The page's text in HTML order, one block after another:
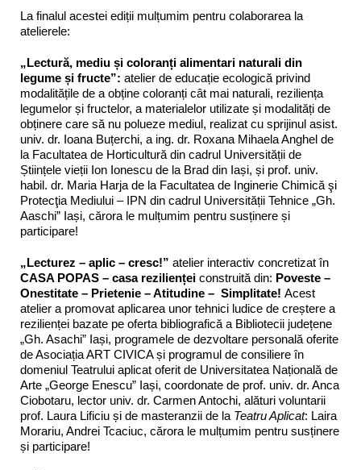
La finalul acestei ediții mulțumim pentru colaborarea la
atelierele:
„Lectură, mediu și coloranți alimentari naturali din
legume și fructe”: atelier de educație ecologică privind
modalitățile de a obține coloranți cât mai naturali, reziliența
legumelor și fructelor, a materialelor utilizate și modalități de
obținere care să nu polueze mediul, realizat cu sprijinul asist.
univ. dr. Ioana Buțerchi, a ing. dr. Roxana Mihaela Anghel de
la Facultatea de Horticultură din cadrul Universității de
Științele vieții Ion Ionescu de la Brad din Iași, și prof. univ.
habil. dr. Maria Harja de la Facultatea de Inginerie Chimică şi
Protecţia Mediului – IPN din cadrul Universității Tehnice „Gh.
Aaschi” Iași, cărora le mulțumim pentru susținere și
participare!
„Lecturez – aplic – cresc!” atelier interactiv concretizat în
CASA POPAS – casa rezilienței construită din: Poveste –
Onestitate – Prietenie – Atitudine – Simplitate! Acest
atelier a promovat aplicarea unor tehnici ludice de creștere a
rezilienței bazate pe oferta bibliografică a Bibliotecii județene
„Gh. Asachi” Iași, programele de dezvoltare personală oferite
de Asociația ART CIVICA și programul de consiliere în
domeniul Teatrului aplicat oferit de Universitatea Națională de
Arte „George Enescu” Iași, coordonate de prof. univ. dr. Anca
Ciobotaru, lector univ. dr. Carmen Antochi, alături voluntarii
prof. Laura Lificiu și de masteranzii de la Teatru Aplicat: Laira
Morariu, Andrei Tcaciuc, cărora le mulțumim pentru susținere
și participare!